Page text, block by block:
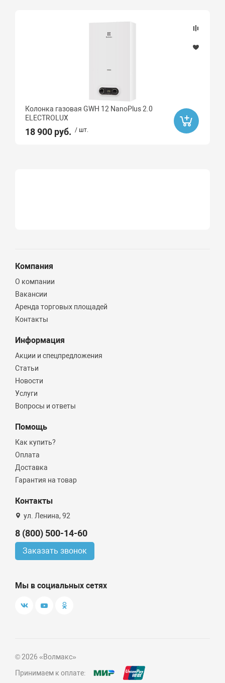
Да
Бренд
GAPPO
Высота, мм
Длина, мм
Газовый
косвенный
Тип водонагревателя
Монтаж
Материал
Сталь
Колонка газовая GWH 12 NanoPlus 2.0
ELECTROLUX
18 900 руб. / шт.
Компания
О компании
Вакансии
Аренда торговых площадей
Контакты
Информация
Акции и спецпредложения
Статьи
Новости
Услуги
Вопросы и ответы
Помощь
Как купить?
Оплата
Доставка
Гарантия на товар
Контакты
ул. Ленина, 92
8 (800) 500-14-60
Заказать звонок
Мы в социальных сетях
© 2026 «Волмакс»
Принимаем к оплате: